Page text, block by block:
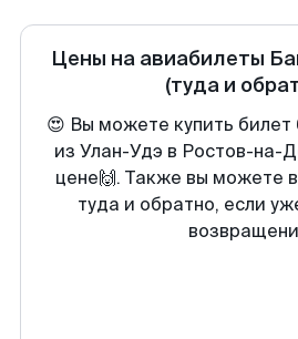
Цены на авиабилеты
(туда и
😍 Вы можете купить билет
из Улан-Удэ в Ростов-на-
цене🙌. Также вы можете
туда и обратно, если